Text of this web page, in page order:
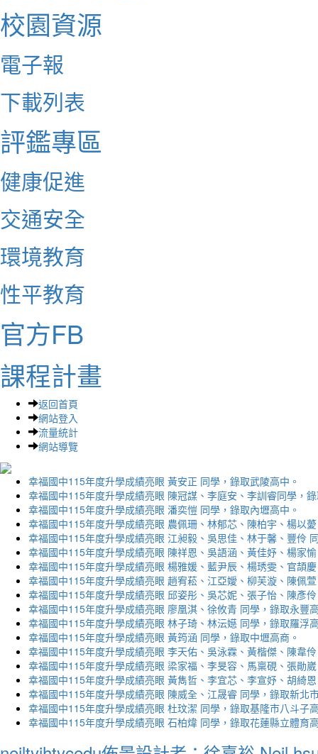
校園資源
電子報
下載列表
評鑑專區
健康促進
交通安全
環境教育
性平教育
官方FB
課程計畫
返回首頁
網站登入
流量統計
網站導覽
幸福國中115年度升學成績亮眼 黃安正 同學，錄取武陵高中。
幸福國中115年度升學成績亮眼 陳冠謀、李庭安、李訓睿同學，
幸福國中115年度升學成績亮眼 潘奕愷 同學，錄取內壢高中。
幸福國中115年度升學成績亮眼 農佩珊、林郁芯、陳柏宇、楊以
幸福國中115年度升學成績亮眼 江昶毅、吳思佳、林于馨、豐伶
幸福國中115年度升學成績亮眼 陳祥恩、吳語涵、黃佳妤、楊家
幸福國中115年度升學成績亮眼 楊雅媛、藍尹辰、楊琇雯、官頡
幸福國中115年度升學成績亮眼 趙宥菘、江亞嬡、柳芙漩、陳佩
幸福國中115年度升學成績亮眼 邱姿彤、吳芯妮、張子怡、陳彥
幸福國中115年度升學成績亮眼 廖凰淇、徐攸青 同學，錄取永豐
幸福國中115年度升學成績亮眼 林子琦、林沄嬨 同學，錄取羅浮
幸福國中115年度升學成績亮眼 黃筠涵 同學，錄取中壢高商。
幸福國中115年度升學成績亮眼 李天佑、吳泳霖、黃楷傑、陳韋
幸福國中115年度升學成績亮眼 梁家福、李旻容、馬稟硯、張勛
幸福國中115年度升學成績亮眼 黃雋哲、李宜芯、李宣妤、胡綺
幸福國中115年度升學成績亮眼 陳威全、江晟睿 同學，錄取新北
幸福國中115年度升學成績亮眼 杜玟潔 同學，錄取基隆市八斗子
幸福國中115年度升學成績亮眼 石柏煒 同學，錄取花蓮縣立體育